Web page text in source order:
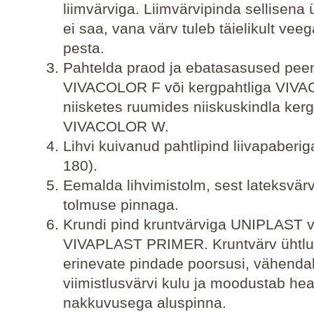
liimvärviga. Liimvärvipinda sellisena
ei saa, vana värv tuleb täielikult
pesta.
Pahtelda praod ja ebatasasused
VIVACOLOR F või kergpahtliga
niisketes ruumides niiskuskindla
VIVACOLOR W.
Lihvi kuivanud pahtlipind
180).
Eemalda lihvimistolm, sest
tolmuse pinnaga.
Krundi pind kruntvärviga UNIPLAST
VIVAPLAST PRIMER. Kruntvärv
erinevate pindade poorsusi,
viimistlusvärvi kulu ja moodustab hea
nakkuvusega aluspinna.